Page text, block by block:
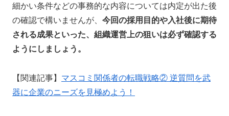
細かい条件などの事務的な内容については内定が出た後
の確認で構いませんが、 今回の採用目的や入社後に期待
される成果といった、組織運営上の狙いは必ず確認する
ようにしましょう。
【関連記事】 マスコミ関係者の転職戦略② 逆質問を武
器に企業のニーズを見極めよう！